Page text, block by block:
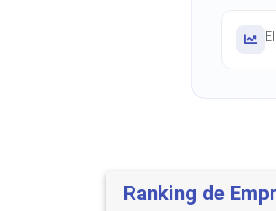
El
Ranking de